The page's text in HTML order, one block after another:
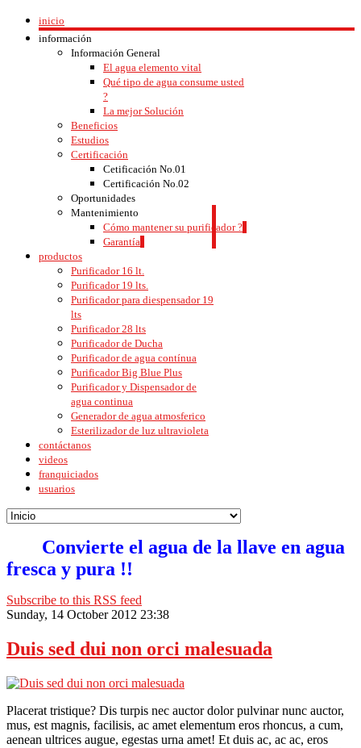
inicio
información
Información General
El agua elemento vital
Qué tipo de agua consume usted
?
La mejor Solución
Beneficios
Estudios
Certificación
Cetificación No.01
Certificación No.02
Oportunidades
Mantenimiento
Cómo mantener su purificador ?
Garantía
productos
Purificador 16 lt.
Purificador 19 lts.
Purificador para diespensador 19
lts
Purificador 28 lts
Purificador de Ducha
Purificador de agua contínua
Purificador Big Blue Plus
Purificador y Dispensador de
agua continua
Generador de agua atmosferico
Esterilizador de luz ultravioleta
contáctanos
videos
franquiciados
usuarios
Convierte el agua de la llave en agua
fresca y pura !!
Subscribe to this RSS feed
Sunday, 14 October 2012 23:38
Duis sed dui non orci malesuada
Placerat tristique? Dis turpis nec auctor dolor pulvinar nunc auctor,
mus, est magnis, facilisis, ac amet elementum eros rhoncus, a cum,
aenean ultrices augue, egestas urna amet! Et duis ac, ac ac, eros